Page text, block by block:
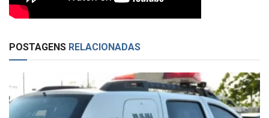
POSTAGENS RELACIONADAS